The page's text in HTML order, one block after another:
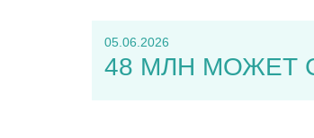
05.06.2026
48 МЛН МОЖЕТ